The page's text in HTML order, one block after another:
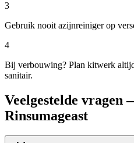
3
Gebruik nooit azijnreiniger op
4
Bij verbouwing? Plan kitwerk
sanitair.
Veelgestelde
Rinsumageast